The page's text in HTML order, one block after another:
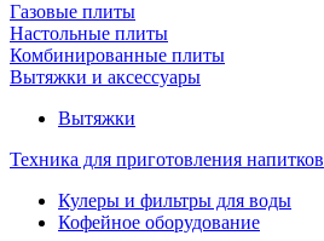
Газовые плиты
Настольные плиты
Комбинированные плиты
Вытяжки и аксессуары
Вытяжки
Техника для приготовления напитков
Кулеры и фильтры для воды
Кофейное оборудование